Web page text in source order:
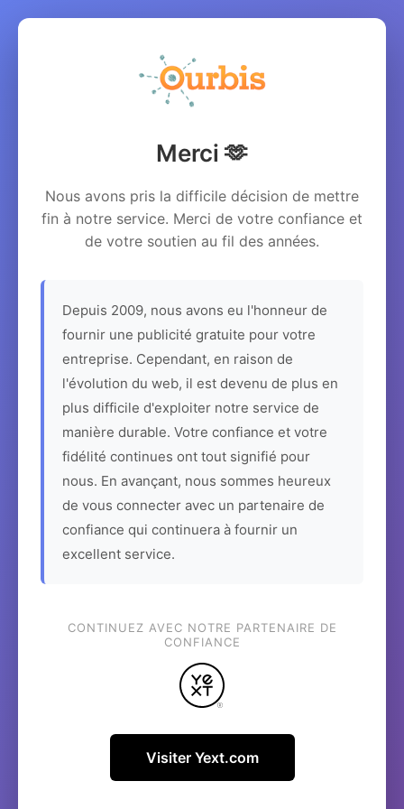
Merci 🫶
Nous avons pris la difficile décision de mettre
fin à notre service. Merci de votre confiance et
de votre soutien au fil des années.
Depuis 2009, nous avons eu l'honneur de
fournir une publicité gratuite pour votre
entreprise. Cependant, en raison de
l'évolution du web, il est devenu de plus en
plus difficile d'exploiter notre service de
manière durable. Votre confiance et votre
fidélité continues ont tout signifié pour
nous. En avançant, nous sommes heureux
de vous connecter avec un partenaire de
confiance qui continuera à fournir un
excellent service.
CONTINUEZ AVEC NOTRE PARTENAIRE DE
CONFIANCE
Visiter Yext.com